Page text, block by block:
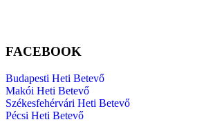
FACEBOOK
Budapesti Heti Betevő
Makói Heti Betevő
Székesfehérvári Heti Betevő
Pécsi Heti Betevő